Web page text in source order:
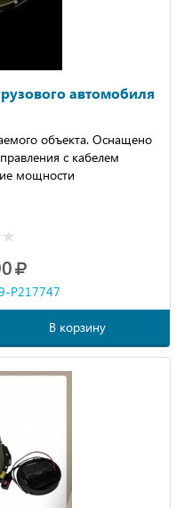
автомобиля
объекта. Оснащено
с кабелем
мощности
P217747
В корзину